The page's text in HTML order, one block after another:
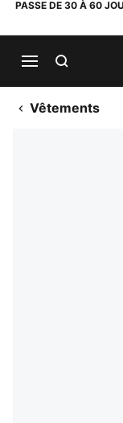
PASSE DE 30 À 60
Vêtements